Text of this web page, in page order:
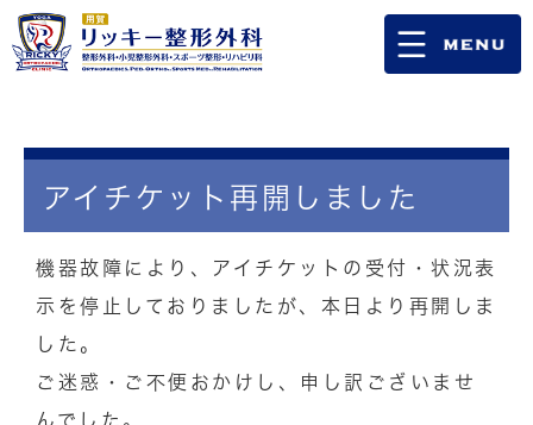
アイチケット再開しました
機器故障により、アイチケットの受付・状況表
示を停止しておりましたが、本日より再開しま
した。
ご迷惑・ご不便おかけし、申し訳ございませ
んでした。